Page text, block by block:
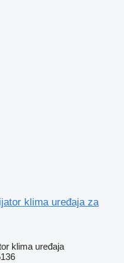
klima uređaja za
klima uređaja